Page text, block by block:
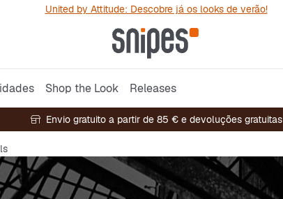
United by Attitude: Descobre já os looks de verão!
Shop the Look Releases
Envio gratuito a partir de 85 € e devoluções gratuitas